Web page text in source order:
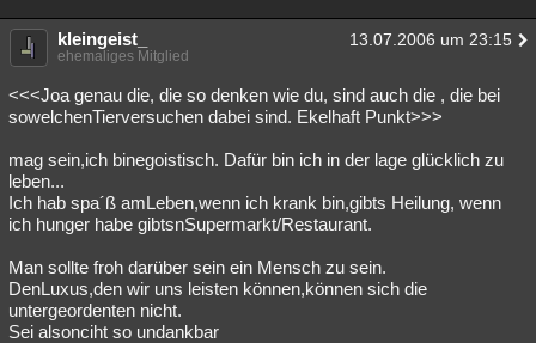
kleingeist_ 13.07.2006 um 23:15
ehemaliges Mitglied
<<<Joa genau die, die so denken wie du, sind auch die , die bei
sowelchenTierversuchen dabei sind. Ekelhaft Punkt>>>
mag sein,ich binegoistisch. Dafür bin ich in der lage glücklich zu
leben...
Ich hab spa´ß amLeben,wenn ich krank bin,gibts Heilung, wenn
ich hunger habe gibtsnSupermarkt/Restaurant.
Man sollte froh darüber sein ein Mensch zu sein.
DenLuxus,den wir uns leisten können,können sich die
untergeordenten nicht.
Sei alsonciht so undankbar